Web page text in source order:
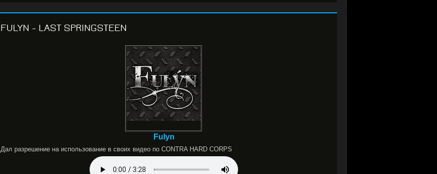
FULYN - LAST SPRINGSTEEN
Fulyn
Дал разрешение на использование в своих видео по CONTRA HARD CORPS